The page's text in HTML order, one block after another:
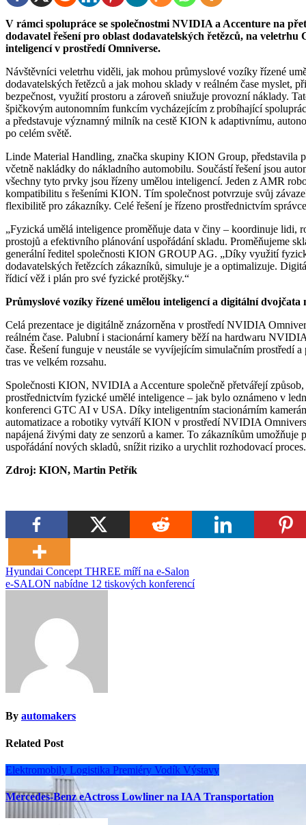
V rámci spolupráce se společnostmi NVIDIA a Accenture na přetváření průmyslové automatizace představil KION,
dodavatel řešení pro oblast dodavatelských řetězců, na
inteligencí v prostředí Omniverse.
Návštěvníci veletrhu viděli, jak mohou průmyslové vozíky řízené
dodavatelských řetězců a jak mohou sklady v reálném čase myslet,
bezpečnost, využití prostoru a zároveň sniužuje provozní náklady.
špičkovým autonomním funkcím vycházejícím z probíhající
a představuje významný milník na cestě KION k adaptivnímu,
po celém světě.
Linde Material Handling, značka skupiny KION Group, představila
včetně nakládky do nákladního automobilu. Součástí řešení jsou
všechny tyto prvky jsou řízeny umělou inteligencí. Jeden z AMR
kompatibilitu s řešeními KION. Tím společnost potvrzuje svůj
flexibilitě pro zákazníky. Celé řešení je řízeno prostřednictvím
„Fyzická umělá inteligence proměňuje data v činy – koordinuje lidi,
prostojů a efektivního plánování uspořádání skladu. Proměňujeme
generální ředitel společnosti KION GROUP AG. „Díky využití
dodavatelských řetězcích zákazníků, simuluje je a optimalizuje.
řídicí věž i plán pro své fyzické protějšky.“
Průmyslové vozíky řízené umělou inteligencí a digitální dvojčata
Celá prezentace je digitálně znázorněna v prostředí NVIDIA
reálném čase. Palubní i stacionární kamery běží na hardwaru
čase. Řešení funguje v neustále se vyvíjejícím simulačním prostředí
tras ve velkém rozsahu.
Společnosti KION, NVIDIA a Accenture společně přetvářejí
prostřednictvím fyzické umělé inteligence – jak bylo oznámeno v
konferenci GTC AI v USA. Díky inteligentním stacionárním
automatizace a robotiky vytváří KION v prostředí NVIDIA
napájená živými daty ze senzorů a kamer. To zákazníkům umožňuje
uspořádání nových skladů, snížit riziko a urychlit rozhodovací proces.
Zdroj: KION, Martin Petřík
Navigace
pro
Hyundai Concept THREE míří na e-Salon
e-SALON nabídne 12 tiskových konferencí
By automakers
Related Post
Elektromobily Logistika Premiéry Vodík Výstavy
Mercedes-Benz eActross Lowliner na IAA Transportation